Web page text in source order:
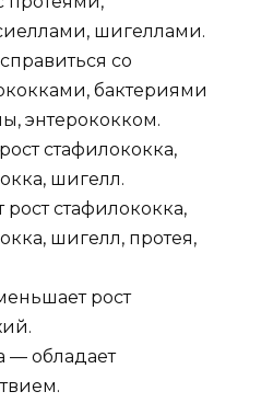
шигеллами.
со
бактериями
энтерококком.
стафилококка,
шигелл.
стафилококка,
шигелл, протея,
рост
— обладает